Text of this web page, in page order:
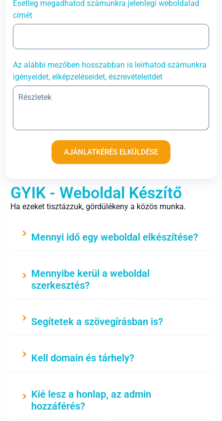
GYIK - Weboldal Készítő
Ha ezeket tisztázzuk, gördülékeny a közös munka.
Mennyi idő egy weboldal elkészítése?
Mennyibe kerül a weboldal
szerkesztés?
Segítetek a szövegírásban is?
Kell domain és tárhely?
Kié lesz a honlap, az admin
hozzáférés?
Esetleg megadhatod számunkra jelenlegi weboldalad
címét
Az alábbi mezőben hosszabban is leírhatod számunkra
igényeidet, elképzeléseidet, észrevételeitdet
AJÁNLATKÉRÉS ELKÜLDÉSE